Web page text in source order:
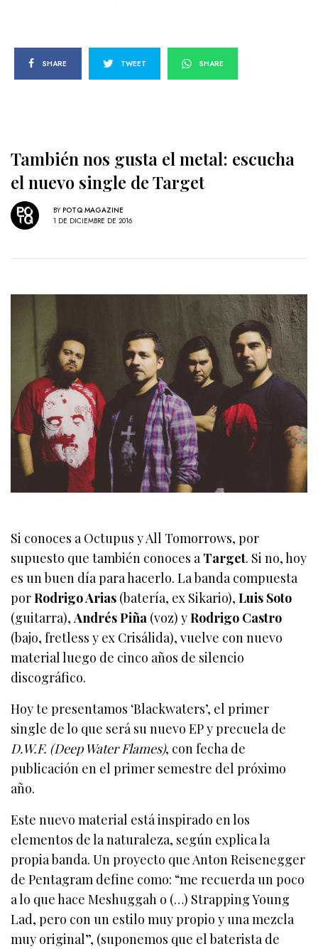
SHARE TWEET SHARE
También nos gusta el metal: escucha
el nuevo single de Target
BY POTQ MAGAZINE
1 DE DICIEMBRE DE 2016
Si conoces a Octupus y All Tomorrows, por
supuesto que también conoces aTarget. Si no, hoy
es un buen día para hacerlo. La banda compuesta
porRodrigo Arias (batería, ex Sikario),Luis Soto
(guitarra),Andrés Piña (voz) yRodrigo Castro
(bajo, fretless y ex Crisálida), vuelve con nuevo
material luego de cinco años de silencio
discográfico.
Hoy te presentamos ‘Blackwaters’, el primer
single de lo que será su nuevo EP y precuela de
D.W.F. (Deep Water Flames), con fecha de
publicación en el primer semestre del próximo
año.
Este nuevo material está inspirado en los
elementos de la naturaleza, según explica la
propia banda. Un proyecto que Anton Reisenegger
de Pentagram define como: “me recuerda un poco
a lo que hace Meshuggah o (…) Strapping Young
Lad, pero con un estilo muy propio y una mezcla
muy original”, (suponemos que el baterista de